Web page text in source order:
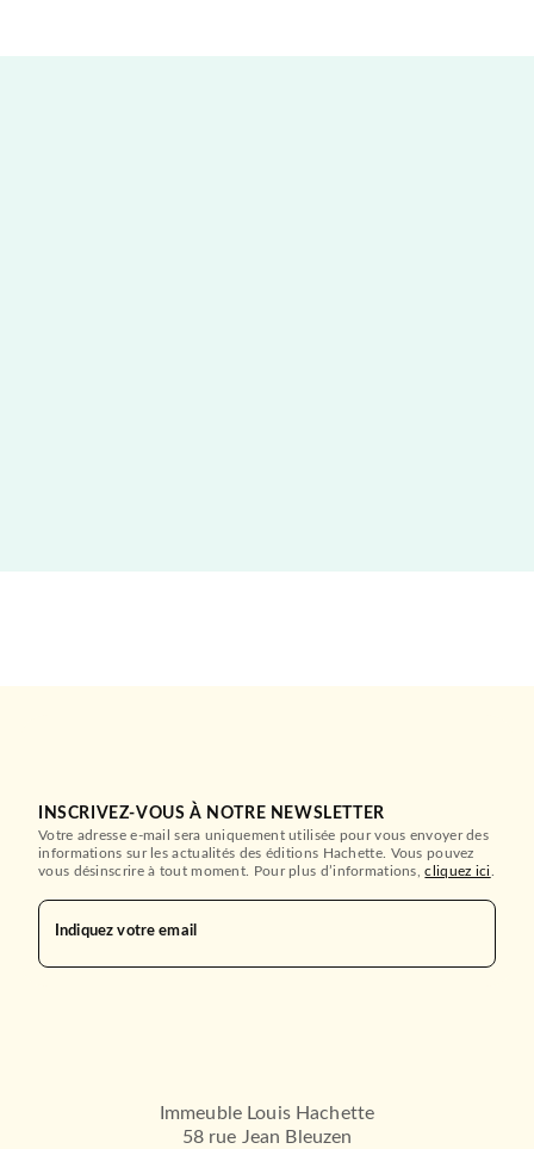
INSCRIVEZ-VOUS À NOTRE NEWSLETTER
Votre adresse e-mail sera uniquement utilisée pour vous envoyer des
informations sur les actualités des éditions Hachette. Vous pouvez
vous désinscrire à tout moment. Pour plus d’informations,cliquez ici
Indiquez votre email
Immeuble Louis Hachette
58 rue Jean Bleuzen